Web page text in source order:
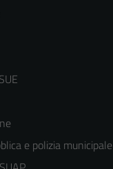
e polizia municipale